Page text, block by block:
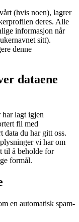
(hvis noen), lagrer
deres. Alle
informasjon når
sitt).
denne
dataene
har lagt igjen
fil med
data du har gitt oss.
vi har om
til å beholde for
formål.
en automatisk spam-